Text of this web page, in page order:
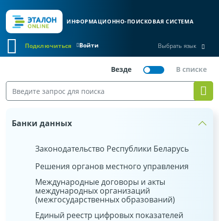
ИНФОРМАЦИОННО-ПОИСКОВАЯ СИСТЕМА
Войти
Подключиться Выбрать язык
Банки данных
Законодательство Республики Беларусь
Решения органов местного управления
Международные договоры и акты
международных организаций
(межгосударственных образований)
Единый реестр цифровых показателей